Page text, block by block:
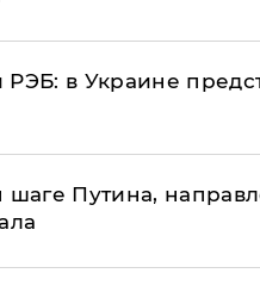
в Украине
Путина,